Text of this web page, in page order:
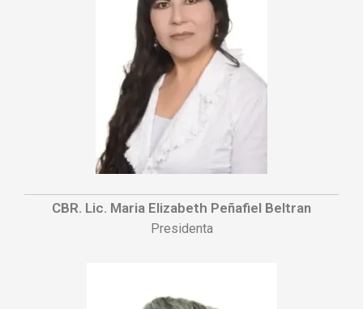
CBR. Lic. Maria Elizabeth Peñafiel Beltran
Presidenta